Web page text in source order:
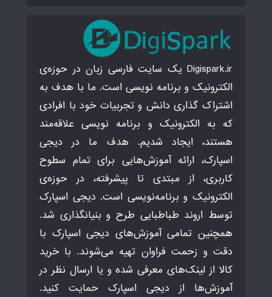
Digispark.ir یک سایت فارسی زبان در حوزه‌ی
الکترونیک و برنامه نویسی است. ما با هدف به
اشتراک گذاری دانش و تجربیات خود با افرادی
که به الکترونیک و برنامه نویسی علاقه‌مند
هستند، ایجاد شدیم. هدف ما در دیجی
اسپارک، ارائه آموزش‌هایی برای تمام سطوح
کاربری، از مبتدی تا پیشرفته، در حوزه‌ی
الکترونیک و برنامه‌نویسی است. دیجی اسپارک
توسط اروند طباطبایی طرح و بنیانگذاری شد.
همچنین تمامی آموزش‌های دیجی اسپارک با
دقت و زحمت فراوان تهیه می‌شوند. با خرید
کالا از لینک‌های معرفی شده و یا ارسال نظر در
آموزش‌ها از دیجی اسپارک حمایت کنید.